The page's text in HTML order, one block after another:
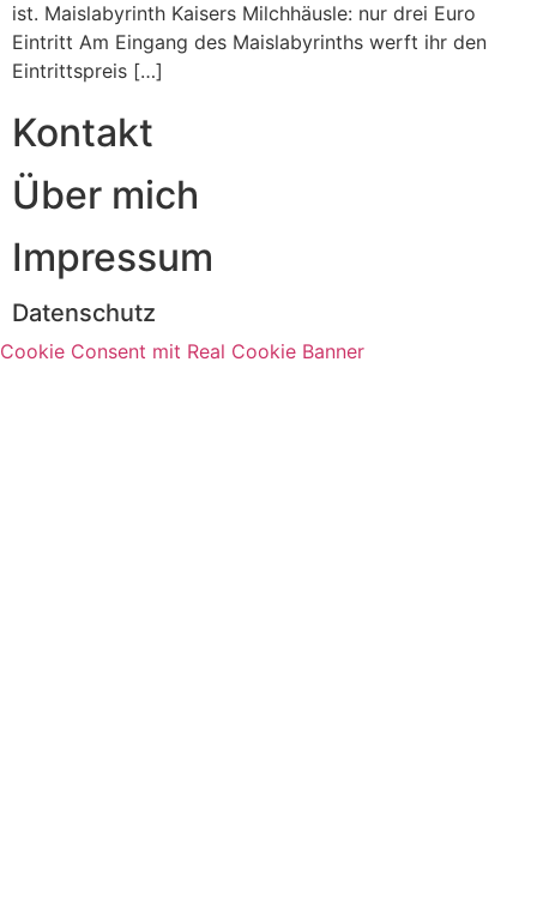
ist. Maislabyrinth Kaisers Milchhäusle: nur drei Euro
Eintritt Am Eingang des Maislabyrinths werft ihr den
Eintrittspreis […]
Kontakt
Über mich
Impressum
Datenschutz
Cookie Consent mit Real Cookie Banner